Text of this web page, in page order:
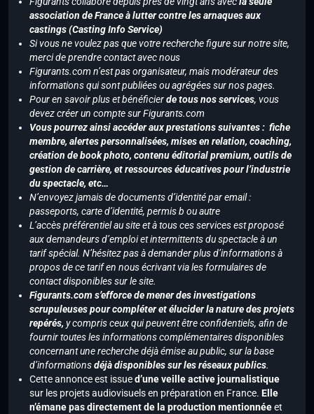
association de France à lutter contre les arnaques aux
castings (Casting Info Service)
Si vous ne voulez pas que votre recherche figure sur notre site,
merci de prendre contact avec nous
Figurants.com n’est pas organisateur, mais modérateur des
informations qui sont publiées ou agrégées sur nos pages.
Pour en savoir plus et bénéficierde tous nos services, vous
devez créer un compte sur Figurants.com
Vous pourrez ainsi accéder aux prestations suivantes : fiche
membre, alertes personnalisées, mises en relation, coaching,
création de book photo, contenu éditorial premium, outils de
gestion de carrière, et ressources éducatives pour l’industrie
du spectacle, etc…
N’envoyez jamais de documents d’identité par email :
passeports, carte d’identité, permis b ou autre
L’accès préférentiel au site et à tous ces services est proposé
aux demandeurs d’emploi et intermittents du spectacle à un
tarif spécial. N’hésitez pas à demander plus d’informations à
propos de ce tarif en nous écrivant via les formulaires de
contact disponibles sur le site.
Figurants.com s’efforce de mener des investigations
scrupuleuses pour compléter et élucider la nature des projets
repérés, y compris ceux qui peuvent être confidentiels, afin de
fournir toutes les informations complémentaires disponibles
concernant une recherche déjà émise au public, sur la base
d’informationsdéjà disponibles sur les réseaux publics.
Cette annonce est issued’une veille active journalistique
sur les projets audiovisuels en préparation en France. Elle
n’émane pas directement de la production mentionnéeet